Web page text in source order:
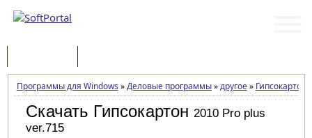
Программы для Windows »Деловые программы»другое» Гипсокартон
Скачать Гипсокартон 2010 Pro plus
ver.715